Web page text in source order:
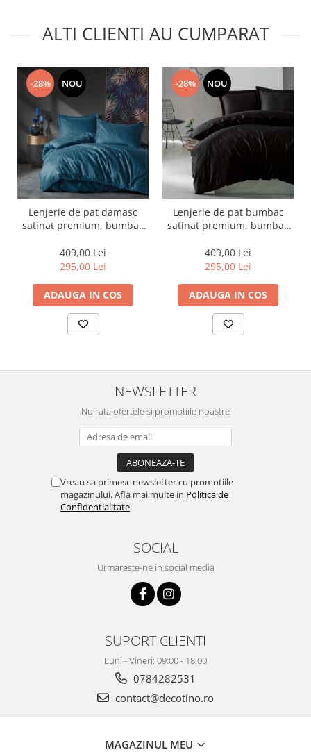
ALTI CLIENTI AU CUMPARAT
-28% NOU
Lenjerie de pat damasc
satinat premium, bumbac
409,00 Lei
295,00 Lei
ADAUGA IN COS
-28% NOU
Lenjerie de pat bumbac
satinat premium, bumbac
Black
409,00 Lei
295,00 Lei
ADAUGA IN COS
NEWSLETTER
Nu rata ofertele si promotiile noastre
Vreau sa primesc newsletter cu promotiile
magazinului. Afla mai multe in Politica de
Confidentialitate
SOCIAL
Urmareste-ne in social media
SUPORT CLIENTI
Luni - Vineri: 09:00 - 18:00
0784282531
contact@decotino.ro
MAGAZINUL MEU